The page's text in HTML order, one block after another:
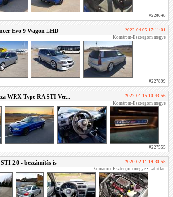
#228048
Evo 9 Wagon LHD
2022-04-05 17:11:01
Komárom-Esztergom megye
#227899
WRX Type RA STI Ver...
2022-01-15 10:43:56
Komárom-Esztergom megye
#227555
2.0 - beszámítás is
2020-02-11 19:30:55
Komárom-Esztergom megye • Lábatlan